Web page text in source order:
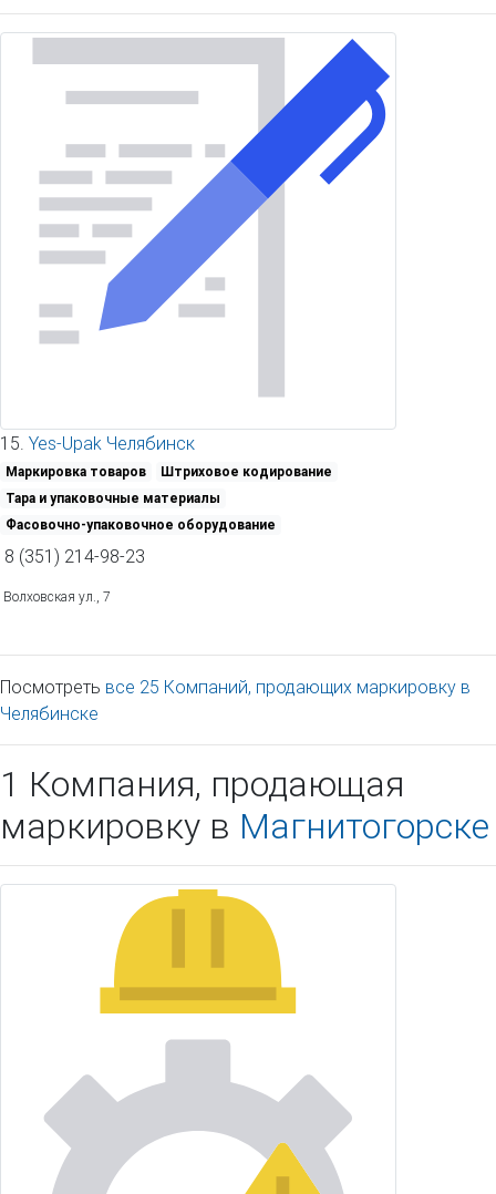
15. Yes-Upak Челябинск
Маркировка товаров
Штриховое кодирование
Тара и упаковочные материалы
Фасовочно-упаковочное оборудование
8 (351) 214-98-23
Волховская ул., 7
Посмотреть все 25 Компаний, продающих маркировку в
Челябинске
1 Компания, продающая
маркировку в Магнитогорске